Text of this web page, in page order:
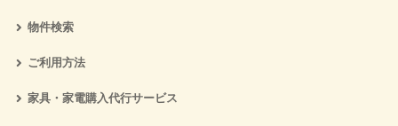
物件検索
ご利用方法
家具・家電購入代行サービス